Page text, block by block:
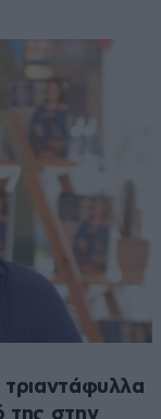
τριαντάφυλλα
της στην